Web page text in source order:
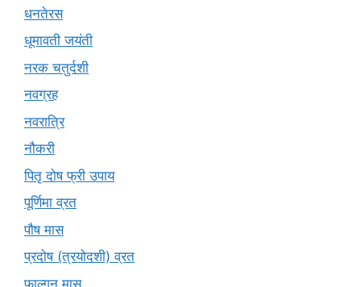
धनतेरस
धूमावती जयंती
नरक चतुर्दशी
नवग्रह
नवरात्रि
नौकरी
पितृ दोष फ्री उपाय
पूर्णिमा व्रत
पौष मास
प्रदोष (त्रयोदशी) व्रत
फाल्गुन मास